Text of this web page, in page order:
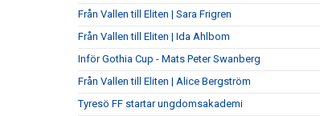
Från Vallen till Eliten | Sara Frigren
Från Vallen till Eliten | Ida Ahlbom
Inför Gothia Cup - Mats Peter Swanberg
Från Vallen till Eliten | Alice Bergström
Tyresö FF startar ungdomsakademi